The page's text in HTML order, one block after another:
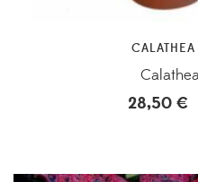
28,50 €